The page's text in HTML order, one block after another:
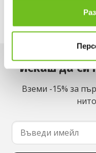
Искаш да си
Вземи -15% за